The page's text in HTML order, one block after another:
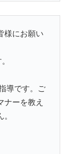
様にお願い
導です。ご
ナーを教え